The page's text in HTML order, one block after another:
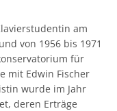
am
von 1956 bis 1971
für
mit Edwin Fischer
wurde im Jahr
deren Erträge